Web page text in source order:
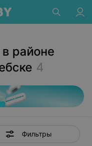
районе
4
Фильтры